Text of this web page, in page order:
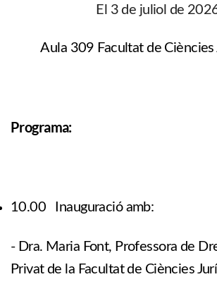
El 3 de juliol de
Aula 309 Facultat de Ciències
Programa:
10.00 Inauguració amb:
- Dra. Maria Font, Professora de
Privat de la Facultat de Ciències